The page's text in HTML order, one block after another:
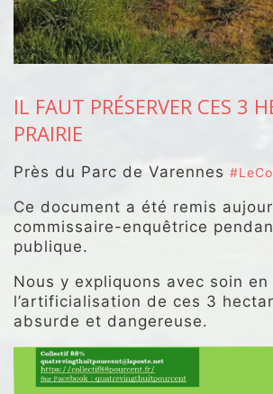
IL FAUT PRÉSERVER CES 3
PRAIRIE
Près du Parc de Varennes
Ce document a été remis
commissaire-enquêtrice
publique.
Nous y expliquons avec soin en
l’artificialisation de ces 3
absurde et dangereuse.